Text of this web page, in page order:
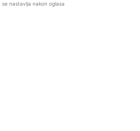
se nastavlja nakon oglasa